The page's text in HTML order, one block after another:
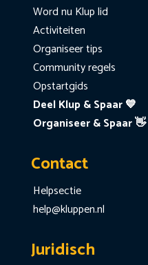
Word nu Klup lid
Activiteiten
Organiseer tips
Community regels
Opstartgids
Deel Klup & Spaar 💙
Organiseer & Spaar 👋
Contact
Helpsectie
help@kluppen.nl
Juridisch